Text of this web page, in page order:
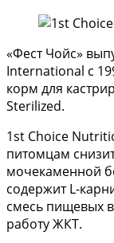
«Фест Чойс»
International с
корм для
Sterilized.
1st Choice
питомцам
мочекаменной
содержит L-
смесь пищевых
работу ЖКТ.